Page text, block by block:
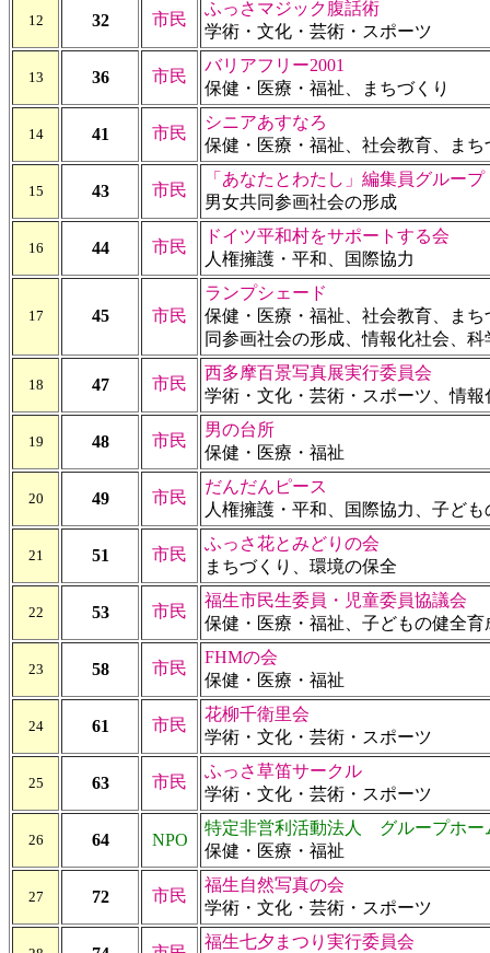
12 32 市民
ふっさマジック腹話術
学術・文化・芸術・スポーツ
13 36 市民
バリアフリー2001
保健・医療・福祉、まちづくり
14 41 市民
シニアあすなろ
保健・医療・福祉、社会教育、ま
15 43 市民
「あなたとわたし」編集員グループ
男女共同参画社会の形成
16 44 市民
ドイツ平和村をサポートする会
人権擁護・平和、国際協力
17 45 市民
ランプシェード
保健・医療・福祉、社会教育、ま
同参画社会の形成、情報化社会、
18 47 市民
西多摩百景写真展実行委員会
学術・文化・芸術・スポーツ、情報
19 48 市民
男の台所
保健・医療・福祉
20 49 市民
だんだんピース
人権擁護・平和、国際協力、子ど
21 51 市民
ふっさ花とみどりの会
まちづくり、環境の保全
22 53 市民
福生市民生委員・児童委員協議会
保健・医療・福祉、子どもの健全育
23 58 市民
FHMの会
保健・医療・福祉
24 61 市民
花柳千衛里会
学術・文化・芸術・スポーツ
25 63 市民
ふっさ草笛サークル
学術・文化・芸術・スポーツ
26 64 NPO
特定非営利活動法人 グループホー
保健・医療・福祉
27 72 市民
福生自然写真の会
学術・文化・芸術・スポーツ
福生七夕まつり実行委員会